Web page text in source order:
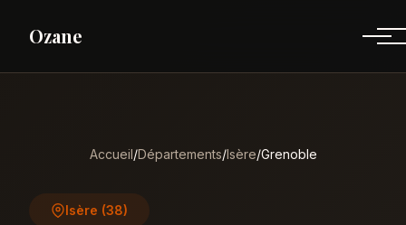
Ozane
Accueil/Départements/Isère/Grenoble
Isère (38)